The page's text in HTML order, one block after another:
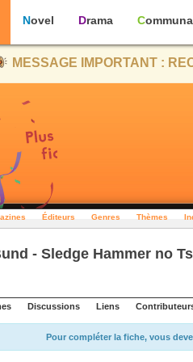
Novel Drama
MESSAGE IMPORTANT :
Éditeurs Genres Thèmes
- Sledge Hammer no
Discussions Liens
Pour compléter la fiche, vous